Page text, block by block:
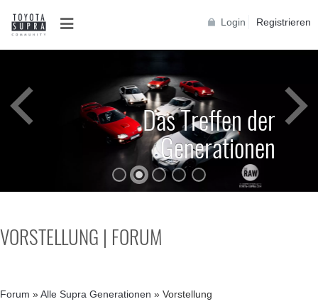
Login Registrieren
Das Treffen der
Generationen
VORSTELLUNG | FORUM
Forum »Alle Supra Generationen » Vorstellung